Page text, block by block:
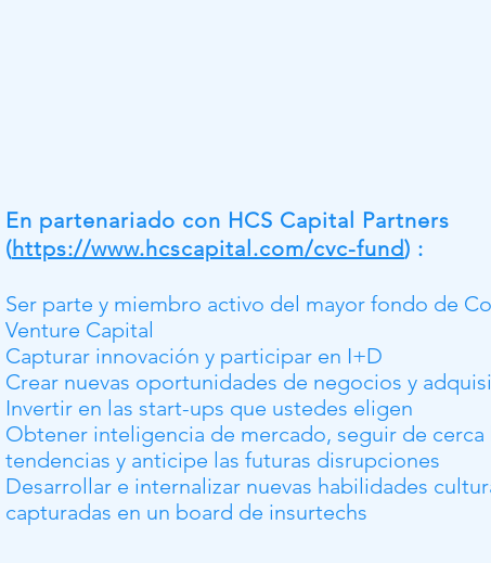
En partenariado con HCS Capital Partners
(https://www.hcscapital.com/cvc-fund) :
Ser parte y miembro activo del mayor fondo de
Venture Capital
Capturar innovación y participar en I+D
Crear nuevas oportunidades de negocios y
Invertir en las start-ups que ustedes eligen
Obtener inteligencia de mercado, seguir de cerca
tendencias y anticipe las futuras disrupciones
Desarrollar e internalizar nuevas habilidades
capturadas en un board de insurtechs